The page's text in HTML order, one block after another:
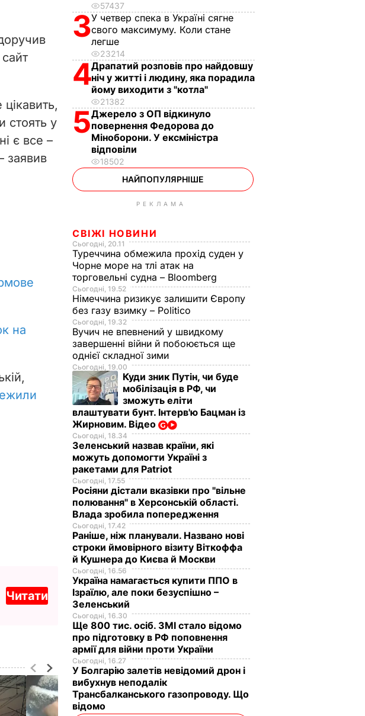
сайт
стоять у
є все –
заявив
на
Читати
57437
3У четвер спека в Україні сягне
свого максимуму. Коли стане
легше
23214
4Драпатий розповів про найдовшу
ніч у житті і людину, яка порадила
йому виходити з "котла"
21382
5Джерело з ОП відкинуло
повернення Федорова до
Міноборони. У ексміністра
відповіли
18502
НАЙПОПУЛЯРНІШЕ
РЕКЛАМА
СВІЖІ НОВИНИ
Сьогодні, 20.11
Туреччина обмежила прохід суден у
Чорне море на тлі атак на
торговельні судна – Bloomberg
Сьогодні, 19.52
Німеччина ризикує залишити Європу
без газу взимку – Politico
Сьогодні, 19.32
Вучич не впевнений у швидкому
завершенні війни й побоюється ще
однієї складної зими
Сьогодні, 19.00
Куди зник Путін, чи буде
мобілізація в РФ, чи
зможуть еліти
влаштувати бунт. Інтерв'ю Бацман із
Жирновим. Відео
Сьогодні, 18.34
Зеленський назвав країни, які
можуть допомогти Україні з
ракетами для Patriot
Сьогодні, 17.55
Росіяни дістали вказівки про "вільне
полювання" в Херсонській області.
Влада зробила попередження
Сьогодні, 17.42
Раніше, ніж планували. Названо нові
строки ймовірного візиту Віткоффа
й Кушнера до Києва й Москви
Сьогодні, 16.56
Україна намагається купити ППО в
Ізраїлю, але поки безуспішно –
Зеленський
Сьогодні, 16.30
Ще 800 тис. осіб. ЗМІ стало відомо
про підготовку в РФ поповнення
армії для війни проти України
Сьогодні, 16.27
У Болгарію залетів невідомий дрон і
вибухнув неподалік
Трансбалканського газопроводу. Що
відомо